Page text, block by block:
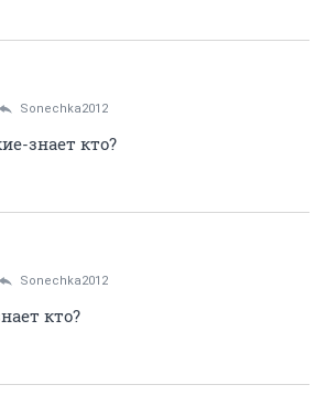
Sonechka2012
знает кто?
Sonechka2012
кто?